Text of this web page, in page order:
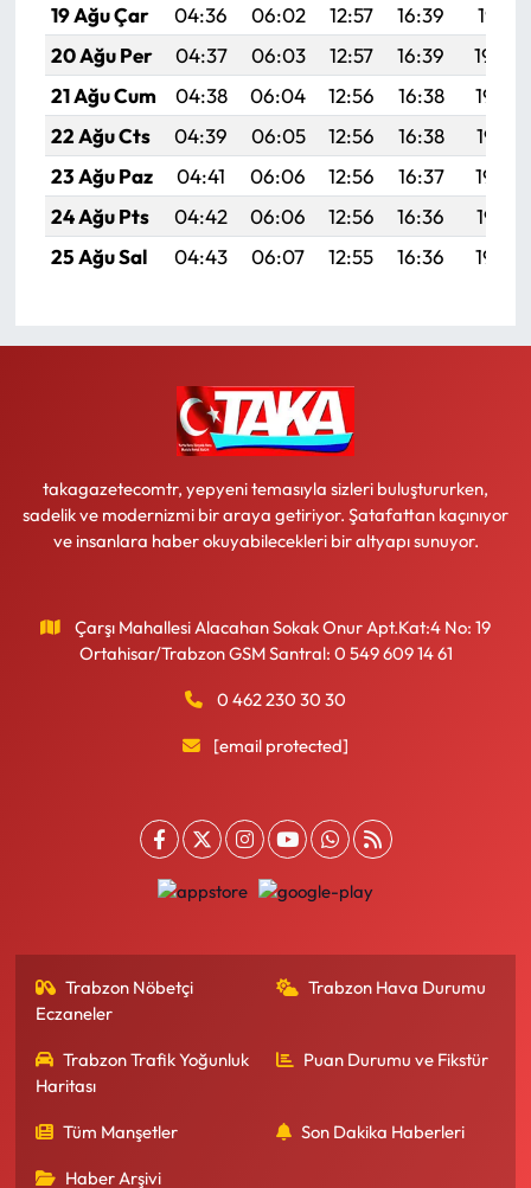
19 Ağu Çar
04:36 06:02 12:57 16:39
19:41
20 Ağu Per
04:37 06:03 12:57 16:39
19:40
21 Ağu Cum
04:38 06:04 12:56 16:38
19:39
22 Ağu Cts
04:39 06:05 12:56 16:38
19:38
23 Ağu Paz
04:41 06:06 12:56 16:37
19:36
24 Ağu Pts
04:42 06:06 12:56 16:36
19:35
25 Ağu Sal
04:43 06:07 12:55 16:36 19:34
takagazetecomtr, yepyeni temasıyla sizleri buluştururken,
sadelik ve modernizmi bir araya getiriyor. Şatafattan kaçınıyor
ve insanlara haber okuyabilecekleri bir altyapı sunuyor.
Çarşı Mahallesi Alacahan Sokak Onur Apt.Kat:4 No: 19
Ortahisar/Trabzon GSM Santral: 0 549 609 14 61
0 462 230 30 30
[email protected]
Trabzon Nöbetçi
Eczaneler
Trabzon Hava Durumu
Trabzon Trafik Yoğunluk
Haritası
Puan Durumu ve Fikstür
Tüm Manşetler Son Dakika Haberleri
Haber Arşivi